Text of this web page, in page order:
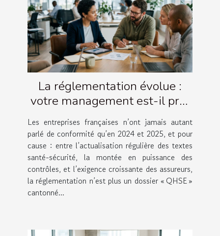
La réglementation évolue :
votre management est-il prêt
à suivre ?
Les entreprises françaises n’ont jamais autant
parlé de conformité qu’en 2024 et 2025, et pour
cause : entre l’actualisation régulière des textes
santé-sécurité, la montée en puissance des
contrôles, et l’exigence croissante des assureurs,
la réglementation n’est plus un dossier « QHSE »
cantonné...